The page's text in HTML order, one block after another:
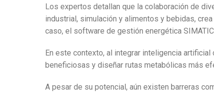
Los expertos detallan que la colaboración de
industrial, simulación y alimentos y bebidas,
caso, el software de gestión energética
En este contexto, al integrar inteligencia
beneficiosas y diseñar rutas metabólicas más
A pesar de su potencial, aún existen barreras